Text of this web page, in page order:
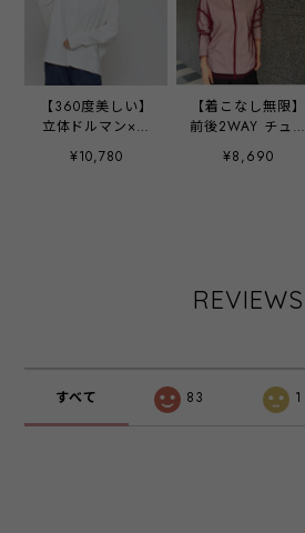
【360度美しい】
立体ドルマン×コ
クーントップス
- LER-2564 オフ-
¥10,780
【着こなし無限】
前後2WAY チュー
ルトップス ‐
LER-25113 ワイン
¥8,690
REVIEWS
すべて 83 1